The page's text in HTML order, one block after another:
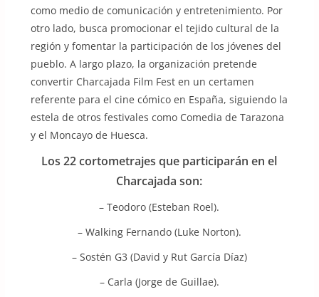
como medio de comunicación y entretenimiento. Por
otro lado, busca promocionar el tejido cultural de la
región y fomentar la participación de los jóvenes del
pueblo. A largo plazo, la organización pretende
convertir Charcajada Film Fest en un certamen
referente para el cine cómico en España, siguiendo la
estela de otros festivales como Comedia de Tarazona
y el Moncayo de Huesca.
Los 22 cortometrajes que participarán en el
Charcajada son:
– Teodoro (Esteban Roel).
– Walking Fernando (Luke Norton).
– Sostén G3 (David y Rut García Díaz)
– Carla (Jorge de Guillae).